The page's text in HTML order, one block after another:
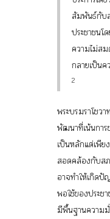
สัมพันธ์กับ
ประชาชนโ
ความไม่ส
กลายเป็นค
2
พระบรมราโชว
พัฒนาที่เน้นการ
เป็นหลักแต่เพีย
สอดคล้องกับสภ
อาจทำให้เกิด
พอใช้ของประช
มีพื้นฐานความ